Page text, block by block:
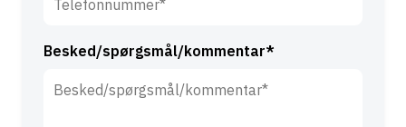
Besked/spørgsmål/kommentar*